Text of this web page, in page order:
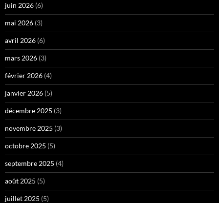
juin 2026 (6)
mai 2026 (3)
avril 2026 (6)
mars 2026 (3)
février 2026 (4)
janvier 2026 (5)
décembre 2025 (3)
novembre 2025 (3)
octobre 2025 (5)
septembre 2025 (4)
août 2025 (5)
juillet 2025 (5)